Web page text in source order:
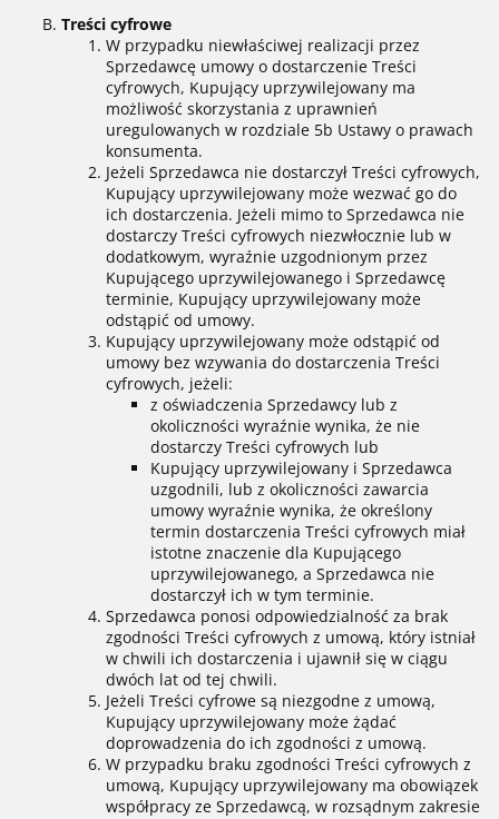
Treści cyfrowe
W przypadku niewłaściwej realizacji przez
Sprzedawcę umowy o dostarczenie Treści
cyfrowych, Kupujący uprzywilejowany ma
możliwość skorzystania z uprawnień
uregulowanych w rozdziale 5b Ustawy o prawach
konsumenta.
Jeżeli Sprzedawca nie dostarczył Treści cyfrowych,
Kupujący uprzywilejowany może wezwać go do
ich dostarczenia. Jeżeli mimo to Sprzedawca nie
dostarczy Treści cyfrowych niezwłocznie lub w
dodatkowym, wyraźnie uzgodnionym przez
Kupującego uprzywilejowanego i Sprzedawcę
terminie, Kupujący uprzywilejowany może
odstąpić od umowy.
Kupujący uprzywilejowany może odstąpić od
umowy bez wzywania do dostarczenia Treści
cyfrowych, jeżeli:
z oświadczenia Sprzedawcy lub z
okoliczności wyraźnie wynika, że nie
dostarczy Treści cyfrowych lub
Kupujący uprzywilejowany i Sprzedawca
uzgodnili, lub z okoliczności zawarcia
umowy wyraźnie wynika, że określony
termin dostarczenia Treści cyfrowych miał
istotne znaczenie dla Kupującego
uprzywilejowanego, a Sprzedawca nie
dostarczył ich w tym terminie.
Sprzedawca ponosi odpowiedzialność za brak
zgodności Treści cyfrowych z umową, który istniał
w chwili ich dostarczenia i ujawnił się w ciągu
dwóch lat od tej chwili.
Jeżeli Treści cyfrowe są niezgodne z umową,
Kupujący uprzywilejowany może żądać
doprowadzenia do ich zgodności z umową.
W przypadku braku zgodności Treści cyfrowych z
umową, Kupujący uprzywilejowany ma obowiązek
współpracy ze Sprzedawcą, w rozsądnym zakresie